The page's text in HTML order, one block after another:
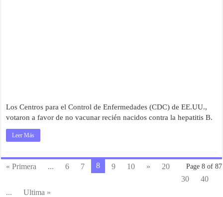
Los Centros para el Control de Enfermedades (CDC) de EE.UU.,
votaron a favor de no vacunar recién nacidos contra la hepatitis B.
Leer Más
Page 8 of 87
« Primera ... 6 7 8 9 10 »
20
30
40
...
Ultima »